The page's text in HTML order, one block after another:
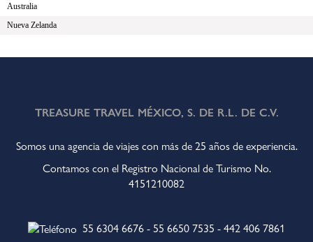
Australia
Nueva Zelanda
TREASURE TRAVEL MÉXICO, S. DE R.L. DE C.V.
Somos una agencia de viajes con más de 25 años de experiencia.
Contamos con el Registro Nacional de Turismo No.
4151210082
55 6304 6676 - 55 6650 7535 - 442 406 7861